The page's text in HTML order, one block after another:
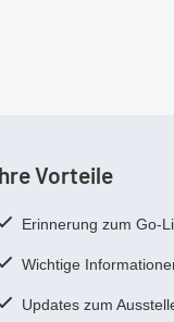
Vorteile
Erinnerung zum Go-
Wichtige
Updates zum